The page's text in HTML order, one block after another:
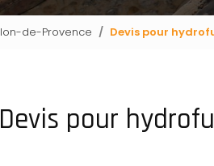
de-Provence Devis pour
Devis pour